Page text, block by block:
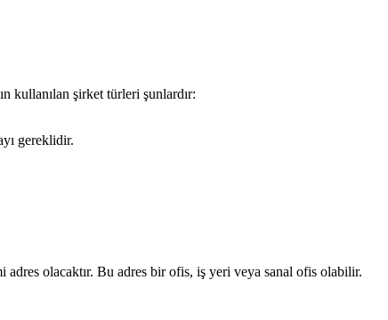
kullanılan şirket türleri şunlardır:
gereklidir.
olacaktır. Bu adres bir ofis, iş yeri veya sanal ofis olabilir.